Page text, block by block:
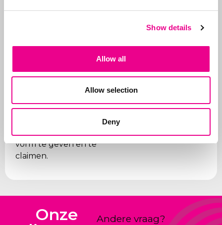
Show details
Allow all
Allow selection
Deny
onze klanten bij
nieuwe producten en
vorm te geven en te
claimen.
Onze
Andere vraag?